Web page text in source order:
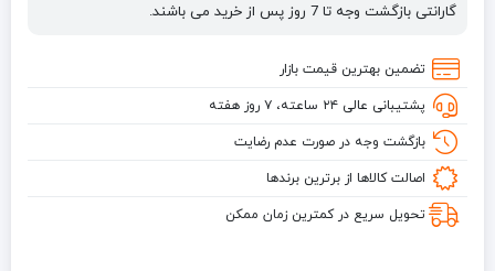
گارانتی بازگشت وجه تا 7 روز پس از خرید می باشند.
تضمین بهترین قیمت بازار
پشتیبانی عالی ۲۴ ساعته، ۷ روز هفته
بازگشت وجه در صورت عدم رضایت
اصالت کالاها از برترین برندها
تحویل سریع در کمترین زمان ممکن